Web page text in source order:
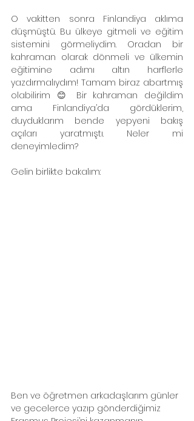
O vakitten sonra Finlandiya aklıma
düşmüştü. Bu ülkeye gitmeli ve eğitim
sistemini görmeliydim. Oradan bir
kahraman olarak dönmeli ve ülkemin
eğitimine adımı altın harflerle
yazdırmalıydım! Tamam biraz abartmış
olabilirim 😊 Bir kahraman değildim
ama Finlandiya’da gördüklerim,
duyduklarım bende yepyeni bakış
açıları yaratmıştı. Neler mi
deneyimledim?
Gelin birlikte bakalım:
Ben ve öğretmen arkadaşlarım günler
ve gecelerce yazıp gönderdiğimiz